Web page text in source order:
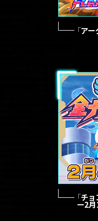
「ア
「チ
ー2月